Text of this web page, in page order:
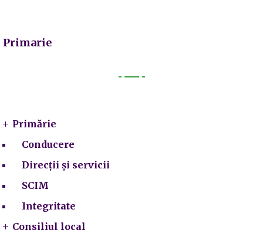
Primarie
Primărie
Conducere
Direcții și servicii
SCIM
Integritate
Consiliul local